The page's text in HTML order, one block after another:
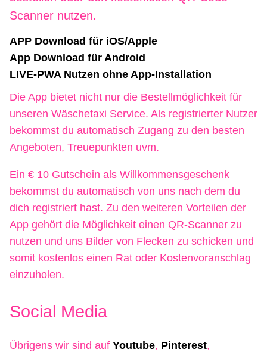
Scanner nutzen.
APP Download für iOS/Apple
App Download für Android
LIVE-PWA Nutzen ohne App-Installation
Die App bietet nicht nur die Bestellmöglichkeit für
unseren Wäschetaxi Service. Als registrierter Nutzer
bekommst du automatisch Zugang zu den besten
Angeboten, Treuepunkten uvm.
Ein € 10 Gutschein als Willkommensgeschenk
bekommst du automatisch von uns nach dem du
dich registriert hast. Zu den weiteren Vorteilen der
App gehört die Möglichkeit einen QR-Scanner zu
nutzen und uns Bilder von Flecken zu schicken und
somit kostenlos einen Rat oder Kostenvoranschlag
einzuholen.
Social Media
Übrigens wir sind auf Youtube, Pinterest,